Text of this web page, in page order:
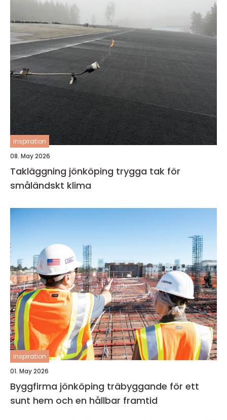
inspiration
08. May 2026
Takläggning jönköping trygga tak för
småländskt klima
inspiration
01. May 2026
Byggfirma jönköping träbyggande för ett
sunt hem och en hållbar framtid